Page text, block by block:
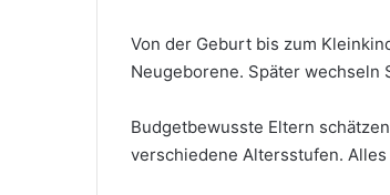
Von der Geburt bis zum
Neugeborene. Später wechseln
Budgetbewusste Eltern
verschiedene Altersstufen.